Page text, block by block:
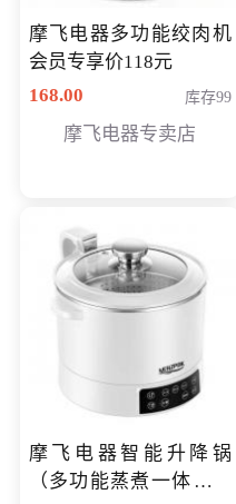
摩飞电器多功能绞肉机
会员专享价118元
168.00
库存99
摩飞电器专卖店
摩飞电器智能升降锅
（多功能蒸煮一体锅）